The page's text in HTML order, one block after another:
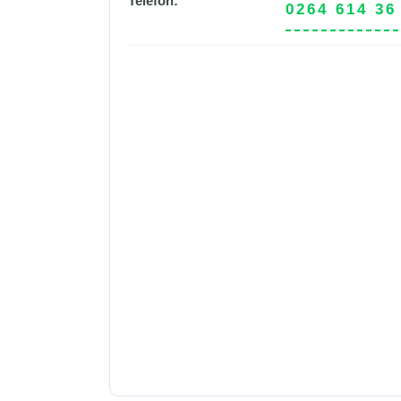
0264 614 36